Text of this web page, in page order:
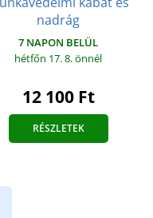
nadrág
7 NAPON BELÜL
hétfőn 17. 8.önnél
12 100 Ft
RÉSZLETEK